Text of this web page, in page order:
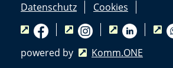
Datenschutz
Cookies
powered by Komm.ONE